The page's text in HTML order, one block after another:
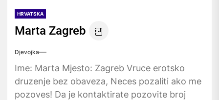
HRVATSKA
Marta Zagreb
Djevojka
Ime: Marta Mjesto: Zagreb Vruce erotsko
druzenje bez obaveza, Neces pozaliti ako me
pozoves! Da je kontaktirate pozovite broj